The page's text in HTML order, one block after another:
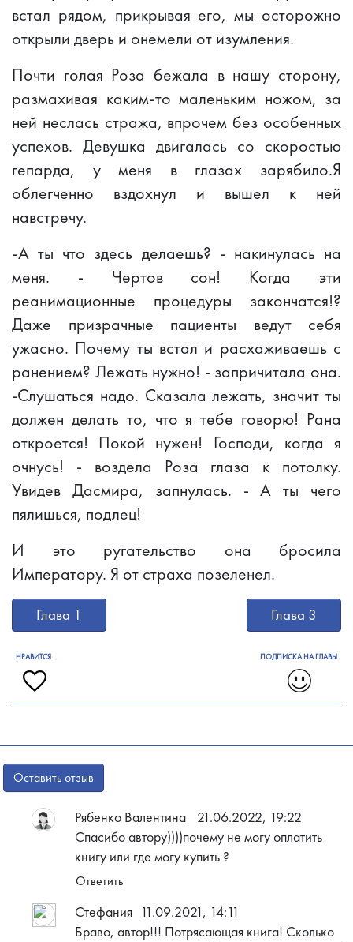
встал рядом, прикрывая его, мы осторожно
открыли дверь и онемели от изумления.
Почти голая Роза бежала в нашу сторону,
размахивая каким-то маленьким ножом, за
ней неслась стража, впрочем без особенных
успехов. Девушка двигалась со скоростью
гепарда, у меня в глазах зарябило.Я
облегченно вздохнул и вышел к ней
навстречу.
-А ты что здесь делаешь? - накинулась на
меня. - Чертов сон! Когда эти
реанимационные процедуры закончатся!?
Даже призрачные пациенты ведут себя
ужасно. Почему ты встал и расхаживаешь с
ранением? Лежать нужно! - запричитала она.
-Слушаться надо. Сказала лежать, значит ты
должен делать то, что я тебе говорю! Рана
откроется! Покой нужен! Господи, когда я
очнусь! - воздела Роза глаза к потолку.
Увидев Дасмира, запнулась. - А ты чего
пялишься, подлец!
И это ругательство она бросила
Императору. Я от страха позеленел.
Глава 1 Глава 3
НРАВИТСЯ ПОДПИСКА НА ГЛАВЫ
Оставить отзыв
Рябенко Валентина
21.06.2022, 19:22
Спасибо автору))))почему не могу оплатить
книгу или где могу купить ?
Ответить
Стефания 11.09.2021, 14:11
Браво, автор!!! Потрясающая книга! Сколько